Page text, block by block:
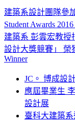
建築系設計團隊參
Student Awards
建築系 彭雲宏教授
設計大獎競賽」 榮
Winner
JC。 博成設
應屆畢業生
設計展
臺科大建築